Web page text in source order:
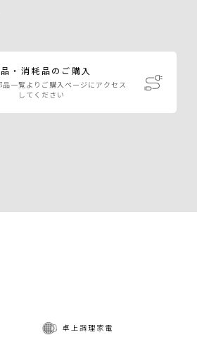
・消耗品のご購入
一覧よりご購入ページにアクセス
してください
卓上調理家電